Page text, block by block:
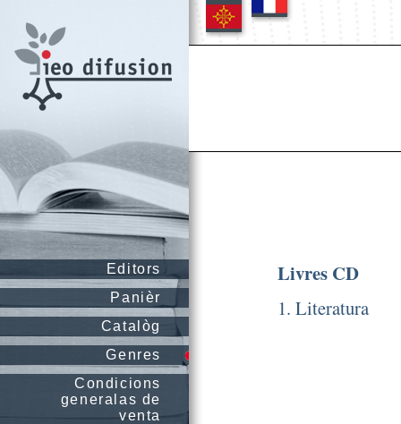
Editors
Panièr
Catalòg
Genres
Condicions
generalas de
venta
Livres CD
1. Literatura